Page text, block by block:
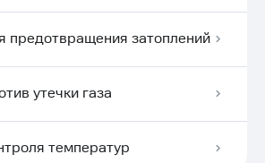
предотвращения затоплений
утечки газа
температур